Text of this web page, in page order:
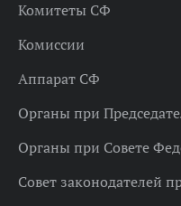
Комитеты СФ
Комиссии
Аппарат СФ
Органы при
Органы при Совете
Совет законодателей